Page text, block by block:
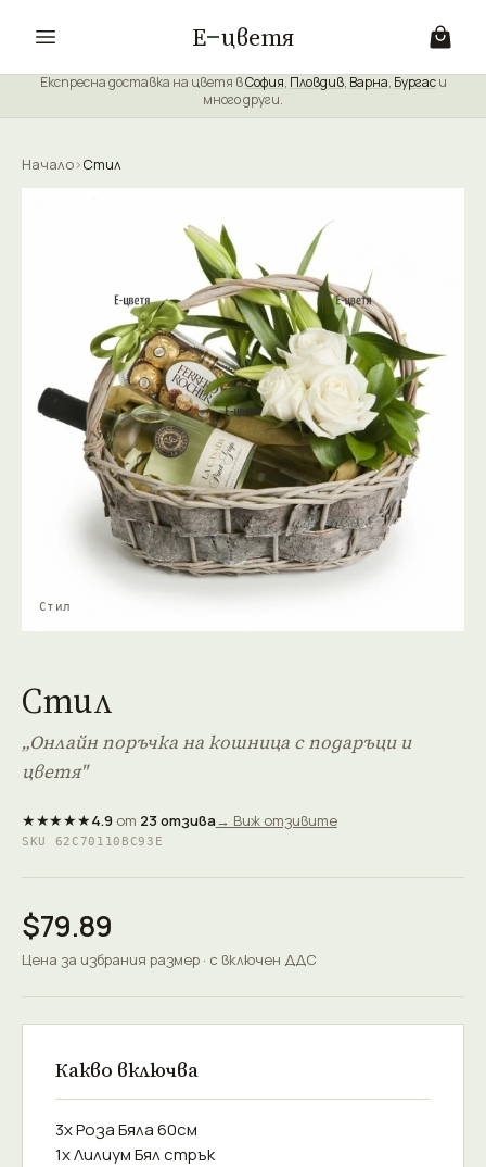
Е цветя
Експресна доставка на цветя вСофия, Пловдив, Варна, Бургаси
много други.
Начало›Стил
Стил
Стил
„Онлайн поръчка на кошница с подаръци и
цветя"
★★★★★4.9от 23 отзива→ Виж отзивите
SKU 62C70110BC93E
$79.89
Цена за избрания размер · с включен ДДС
Какво включва
3x Роза Бяла 60см
1x Лилиум Бял стрък